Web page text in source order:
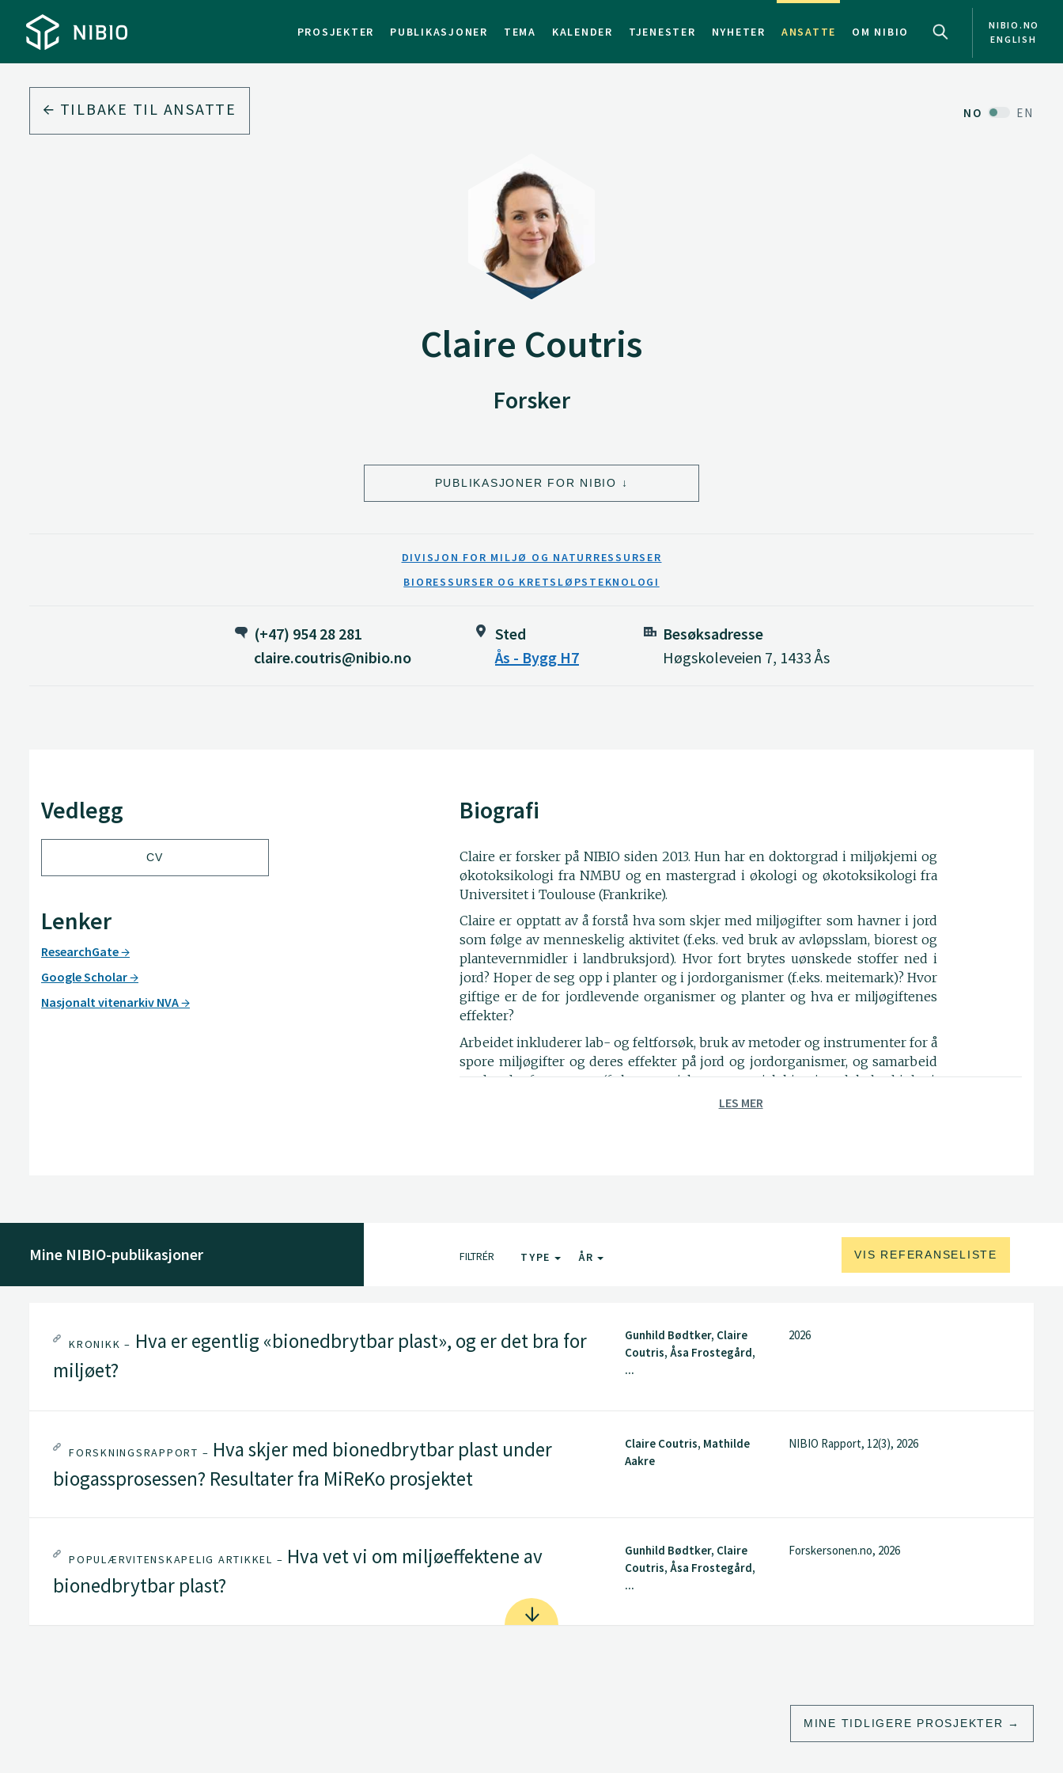
PROSJEKTER PUBLIKASJONER TEMA KALENDER TJENESTER NYHETER ANSATTE OM NIBIO
NIBIO.NO
ENGLISH
TILBAKE TIL ANSATTE NO EN
Claire Coutris
Forsker
PUBLIKASJONER FOR NIBIO
DIVISJON FOR MILJØ OG NATURRESSURSER
BIORESSURSER OG KRETSLØPSTEKNOLOGI
(+47) 954 28 281
claire.coutris@nibio.no
Sted
Ås - Bygg H7
Besøksadresse
Høgskoleveien 7, 1433 Ås
Vedlegg
CV
Lenker
ResearchGate
Google Scholar
Nasjonalt vitenarkiv NVA
Biografi
Claire er forsker på NIBIO siden 2013. Hun har en doktorgrad i miljøkjemi og
økotoksikologi fra NMBU og en mastergrad i økologi og økotoksikologi fra
Universitet i Toulouse (Frankrike).
Claire er opptatt av å forstå hva som skjer med miljøgifter som havner i jord
som følge av menneskelig aktivitet (f.eks. ved bruk av avløpsslam, biorest og
plantevernmidler i landbruksjord). Hvor fort brytes uønskede stoffer ned i
jord? Hoper de seg opp i planter og i jordorganismer (f.eks. meitemark)? Hvor
giftige er de for jordlevende organismer og planter og hva er miljøgiftenes
effekter?
Arbeidet inkluderer lab- og feltforsøk, bruk av metoder og instrumenter for å
spore miljøgifter og deres effekter på jord og jordorganismer, og samarbeid
med andre faggrupper (f.eks. organisk og uorganisk kjemi, molekylærbiologi,
LES MER
Mine NIBIO-publikasjoner FILTRÉR TYPE ÅR VIS REFERANSELISTE
KRONIKK – Hva er egentlig «bio­nedbrytbar plast», og er det bra for
miljøet?
Gunhild Bødtker, Claire
Coutris, Åsa Frostegård,
...
2026
FORSKNINGSRAPPORT – Hva skjer med bionedbrytbar plast under
biogassprosessen? Resultater fra MiReKo prosjektet
Claire Coutris, Mathilde
Aakre
NIBIO Rapport, 12(3), 2026
POPULÆRVITENSKAPELIG ARTIKKEL – Hva vet vi om miljøeffektene av
bionedbrytbar plast?
Gunhild Bødtker, Claire
Coutris, Åsa Frostegård,
...
Forskersonen.no, 2026
MINE TIDLIGERE PROSJEKTER